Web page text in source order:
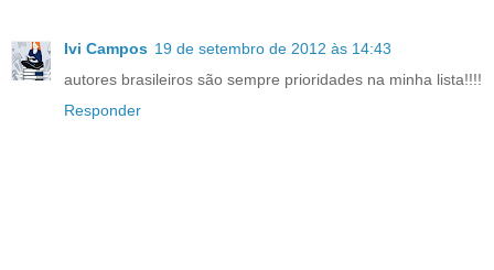
Ivi Campos 19 de setembro de 2012 às 14:43
autores brasileiros são sempre prioridades na minha lista!!!!
Responder